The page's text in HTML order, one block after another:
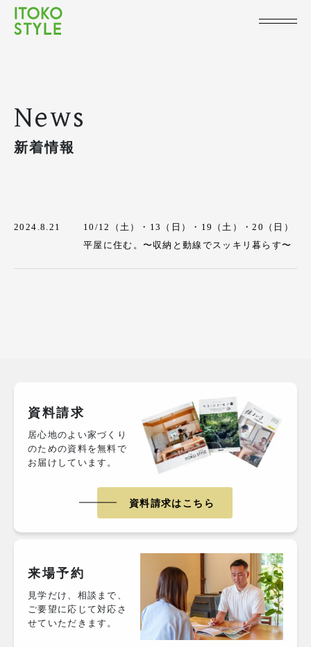
News
新着情報
2024.8.21
10/12（土）・13（日）・19（土）・20（日）
平屋に住む。〜収納と動線でスッキリ暮らす〜
資料請求
居心地のよい家づくり
のための資料を無料で
お届けしています。
資料請求はこちら
来場予約
見学だけ、相談まで、
ご要望に応じて対応さ
せていただきます。